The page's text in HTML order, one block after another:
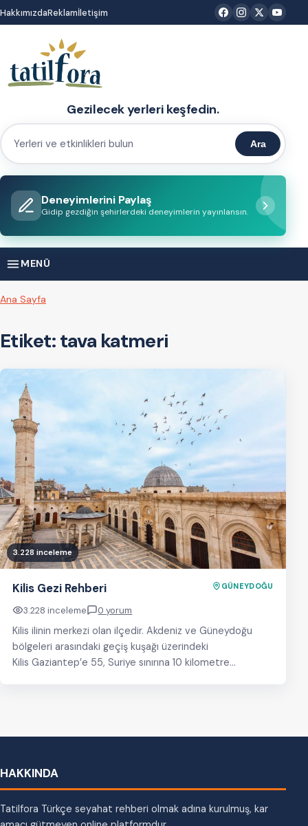
İçeriğe
atla
HakkımızdaReklamİletişim
Gezilecek yerleri keşfedin.
Yerleri
etkinlikleri
bulun
Ara
Deneyimlerini Paylaş
Gidip gezdiğin şehirlerdeki deneyimlerin yayınlansın.
MENÜ
Ana Sayfa
Etiket:tava katmeri
3.228 inceleme
Kilis Gezi Rehberi GÜNEYDOĞU
3.228 inceleme 0 yorum
Kilis ilinin merkezi olan ilçedir. Akdeniz ve Güneydoğu
bölgeleri arasındaki geçiş kuşağı üzerindeki
Kilis Gaziantep’e 55, Suriye sınırına 10 kilometre
HAKKINDA
Tatilfora Türkçe seyahat rehberi olmak adına kurulmuş, kar